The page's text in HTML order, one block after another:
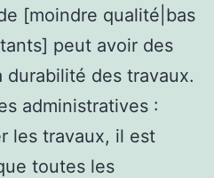
[moindre qualité|bas
peut avoir des
durabilité des travaux.
administratives :
les travaux, il est
toutes les